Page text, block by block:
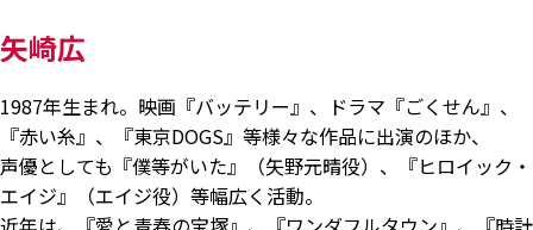
矢崎広
1987年生まれ。映画『バッテリー』、ドラマ『ごくせん』、
『赤い糸』、『東京DOGS』等様々な作品に出演のほか、
声優としても『僕等がいた』（矢野元晴役）、『ヒロイック・
エイジ』（エイジ役）等幅広く活動。